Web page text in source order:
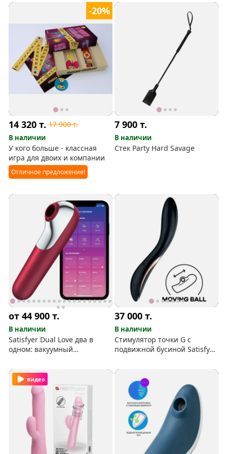
-20%
14 320т. 17 900т.
В наличии
У кого больше - классная
игра для двоих и компании
Отличное предложение!
7 900т.
В наличии
Стек Party Hard Savage
от 44 900т.
В наличии
Satisfyer Dual Love два в
одном: вакуумный
37 000т.
В наличии
Стимулятор точки G с
подвижной бусиной Satisfyer
видео